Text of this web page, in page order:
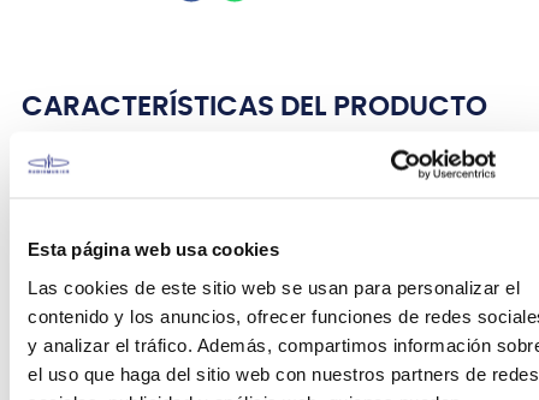
Esta página web usa cookies
Las cookies de este sitio web se usan para personalizar el
contenido y los anuncios, ofrecer funciones de redes
y analizar el tráfico. Además, compartimos información
el uso que haga del sitio web con nuestros partners de redes
CARACTERÍSTICAS DEL PRODUCTO
CORREA ERNIE BALL CASINO COUTURE
La correa de guitarra número uno del mundo,
acquard Ernie Ball Polypro , está hecha de una
correa de polipropileno resistente y cómoda con
extremos de cuero estampados y cosidos a
máquina. Su ancho de 2" es muy adecuado para
guitarras y tambien bajos, con una longitud